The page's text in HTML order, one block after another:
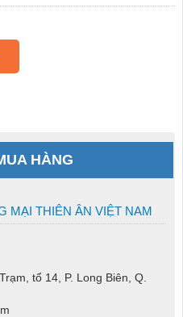
HÀNG
MẠI THIÊN ÂN VIỆT NAM
tổ 14, P. Long Biên, Q.